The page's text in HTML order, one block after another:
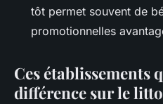
tôt permet souvent de
promotionnelles
Ces établissements
différence sur le